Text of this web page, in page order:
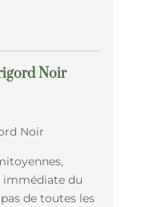
Noir
Noir
immédiate du
de toutes les